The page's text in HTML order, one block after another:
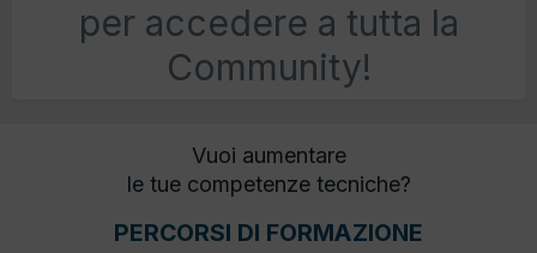
per accedere a tutta la
Community!
Vuoi aumentare
le tue competenze tecniche?
PERCORSI DI FORMAZIONE